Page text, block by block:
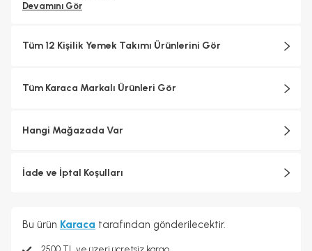
2 Adet Tuzluk
Devamını Gör
Tüm 12 Kişilik Yemek Takımı Ürünlerini Gör
Tüm Karaca Markalı Ürünleri Gör
Hangi Mağazada Var
İade ve İptal Koşulları
Bu ürün Karaca tarafından gönderilecektir.
2500 TL ve üzeri ücretsiz kargo